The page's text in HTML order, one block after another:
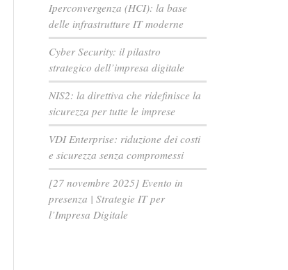
Iperconvergenza (HCI): la base
delle infrastrutture IT moderne
Cyber Security: il pilastro
strategico dell’impresa digitale
NIS2: la direttiva che ridefinisce la
sicurezza per tutte le imprese
VDI Enterprise: riduzione dei costi
e sicurezza senza compromessi
[27 novembre 2025] Evento in
presenza | Strategie IT per
l’Impresa Digitale